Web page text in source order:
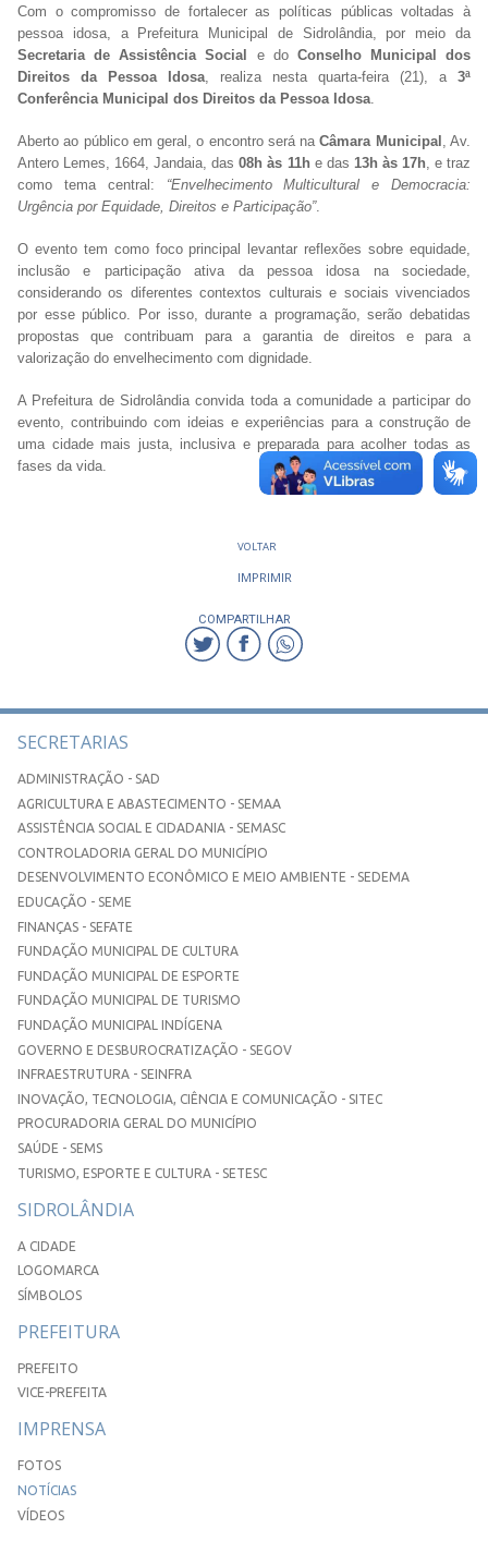
Com o compromisso de fortalecer as políticas públicas voltadas à
pessoa idosa, a Prefeitura Municipal de Sidrolândia, por meio da
Secretaria de Assistência Social
e do Conselho Municipal dos
Direitos da Pessoa Idosa , realiza nesta quarta-feira (21), a 3ª
Conferência Municipal dos Direitos da Pessoa Idosa
Aberto ao público em geral, o encontro será naCâmara Municipal , Av.
Antero Lemes, 1664, Jandaia, das08h às 11h e das 13h às 17h, e traz
como tema central: “Envelhecimento Multicultural e Democracia:
Urgência por Equidade, Direitos e Participação”.
O evento tem como foco principal levantar reflexões sobre equidade,
inclusão e participação ativa da pessoa idosa na sociedade,
considerando os diferentes contextos culturais e sociais vivenciados
por esse público. Por isso, durante a programação, serão debatidas
propostas que contribuam para a garantia de direitos e para a
valorização do envelhecimento com dignidade.
A Prefeitura de Sidrolândia convida toda a comunidade a participar do
evento, contribuindo com ideias e experiências para a construção de
uma cidade mais justa, inclusiva e preparada para acolher todas as
fases da vida.
VOLTAR
IMPRIMIR
COMPARTILHAR
SECRETARIAS
ADMINISTRAÇÃO - SAD
AGRICULTURA E ABASTECIMENTO - SEMAA
ASSISTÊNCIA SOCIAL E CIDADANIA - SEMASC
CONTROLADORIA GERAL DO MUNICÍPIO
DESENVOLVIMENTO ECONÔMICO E MEIO AMBIENTE - SEDEMA
EDUCAÇÃO - SEME
FINANÇAS - SEFATE
FUNDAÇÃO MUNICIPAL DE CULTURA
FUNDAÇÃO MUNICIPAL DE ESPORTE
FUNDAÇÃO MUNICIPAL DE TURISMO
FUNDAÇÃO MUNICIPAL INDÍGENA
GOVERNO E DESBUROCRATIZAÇÃO - SEGOV
INFRAESTRUTURA - SEINFRA
INOVAÇÃO, TECNOLOGIA, CIÊNCIA E COMUNICAÇÃO - SITEC
PROCURADORIA GERAL DO MUNICÍPIO
SAÚDE - SEMS
TURISMO, ESPORTE E CULTURA - SETESC
SIDROLÂNDIA
A CIDADE
LOGOMARCA
SÍMBOLOS
PREFEITURA
PREFEITO
VICE-PREFEITA
IMPRENSA
FOTOS
NOTÍCIAS
VÍDEOS